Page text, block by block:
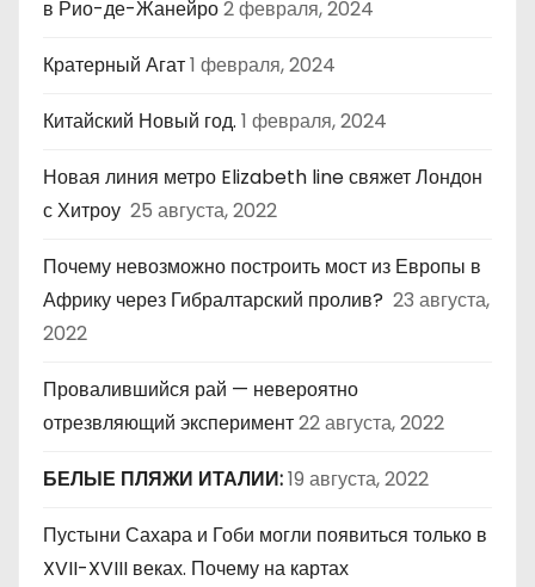
в Рио-де-Жанейро2 февраля, 2024
Кратерный Агат1 февраля, 2024
Китайский Новый год. 1 февраля, 2024
Новая линия метро Elizabeth line свяжет Лондон
с Хитроу 25 августа, 2022
Почему невозможно построить мост из Европы в
Африку через Гибралтарский пролив? 23 августа,
2022
Провалившийся рай — невероятно
отрезвляющий эксперимент22 августа, 2022
БЕЛЫЕ ПЛЯЖИ ИТАЛИИ:19 августа, 2022
Пустыни Сахара и Гоби могли появиться только в
XVII-XVIII веках. Почему на картах